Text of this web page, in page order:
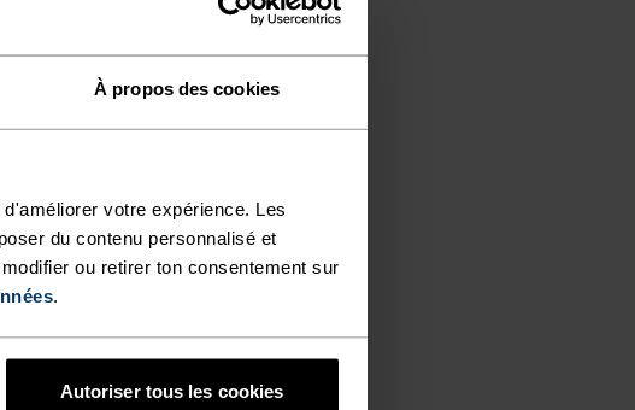
À propos des cookies
votre expérience. Les
du contenu personnalisé et
ou retirer ton consentement sur
.
Autoriser tous les cookies
INÉGALÉE.